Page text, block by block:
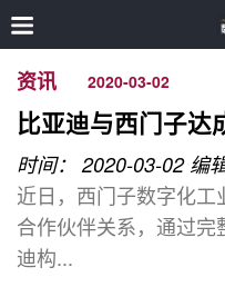
资讯 2020-03-02
比亚迪与西门子达
时间： 2020-03-02 编
近日，西门子数字化
合作伙伴关系，通过
迪构...